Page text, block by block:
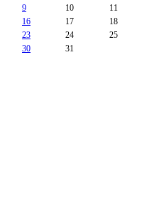
9 10
11
16 17
18
23 24
25
30 31